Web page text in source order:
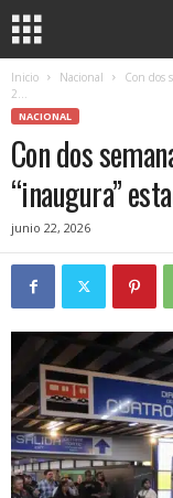
Inicio Nacional
Con dos
2...
NACIONAL
Con dos
“inaugura”
junio 22, 2026